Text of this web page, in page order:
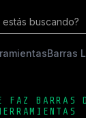
estás buscando?
Barras
FAZ BARRAS